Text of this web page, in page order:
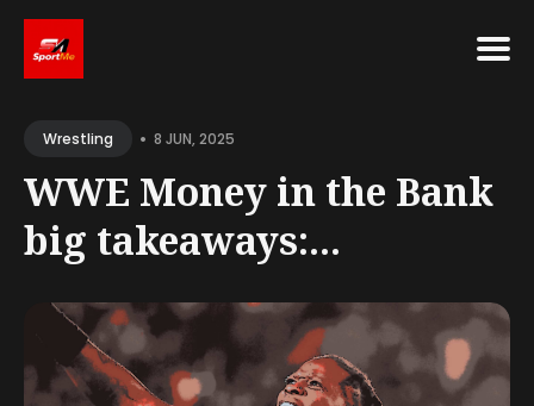
forWrestling • 8 JUN, 2025
WWE Money in the Bank
big takeaways:...